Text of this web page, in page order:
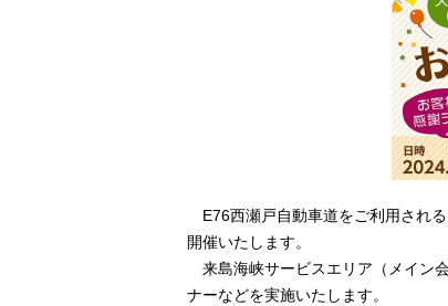
E76西瀬戸自動車道をご利用され
開催いたします。
来島海峡サービスエリア（メイン
ナーなどを実施いたします。